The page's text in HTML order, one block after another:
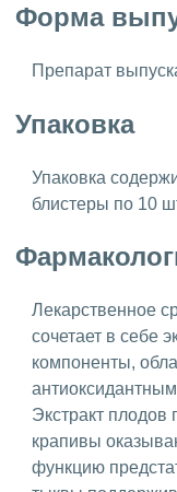
Форма
Препарат
Упаковка
Упаковка
блистеры по 10
Лекарственное
сочетает в себе
компоненты,
Экстракт плодов
крапивы
функцию